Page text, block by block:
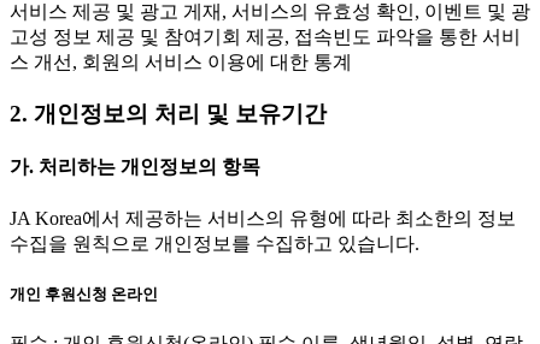
서비스 제공 및 광고 게재, 서비스의 유효성 확인, 이벤트 및 광
고성 정보 제공 및 참여기회 제공, 접속빈도 파악을 통한 서비
스 개선, 회원의 서비스 이용에 대한 통계
2. 개인정보의 처리 및 보유기간
가. 처리하는 개인정보의 항목
JA Korea에서 제공하는 서비스의 유형에 따라 최소한의 정보
수집을 원칙으로 개인정보를 수집하고 있습니다.
개인 후원신청 온라인